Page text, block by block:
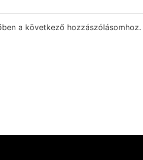
a következő hozzászólásomhoz.